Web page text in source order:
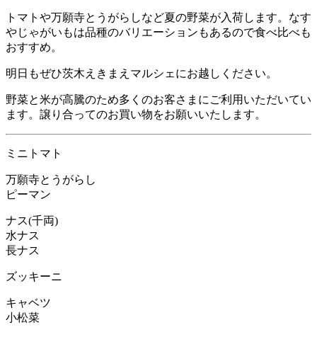
トマトや万願寺とうがらしなど夏の野菜が入荷します。なす
やじゃがいもは品種のバリエーションもあるので食べ比べも
おすすめ。
明日もぜひ茨木えきまえマルシェにお越しください。
野菜と米が高騰のため多くのお客さまにご利用いただいてい
ます。譲り合ってのお買い物をお願いいたします。
ミニトマト
万願寺とうがらし
ピーマン
ナス(千両)
水ナス
長ナス
ズッキーニ
キャベツ
小松菜